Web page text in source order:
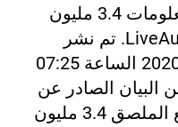
السطحية، يعلن عن معلومات 3.4 مليون
تم نشر
المنشور في 10 يوليو 2020 الساعة 07:25
البيان الصادر عن
LiveAuctioneers. يبيع الملصق 3.4 مليون